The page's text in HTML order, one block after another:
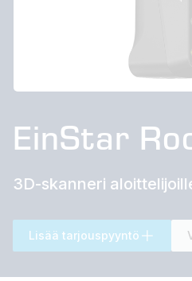
EinStar
3D-skanneri
Lisää tarjouspyyntö